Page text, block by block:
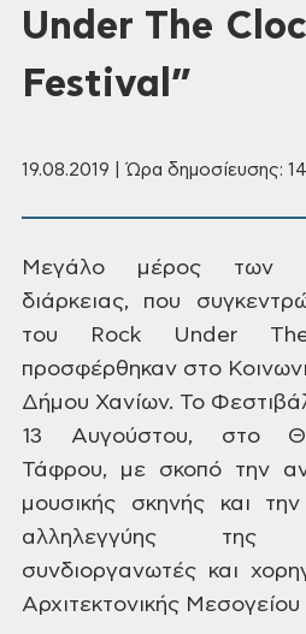
Under The
Festival”
19.08.2019 | Ώρα δημοσίευσης:
Μεγάλο μέρος των
διάρκειας, που
του Rock Under
προσφέρθηκαν στο
Δήμου Χανίων. Το
13 Αυγούστου, στο
Τάφρου, με σκοπό την
μουσικής σκηνήςκαι την
αλληλεγγύης της
συνδιοργανωτές και
Αρχιτεκτονικής Μεσογείου